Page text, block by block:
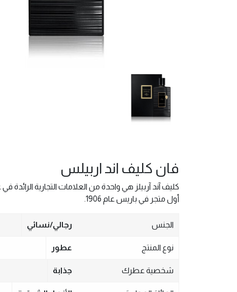
فان كليف اند اربيلس
أول متجر في باريس عام 1906.
الجنس رجالي/نسائي
نوع المنتج عطور
شخصية عطرك جذابة